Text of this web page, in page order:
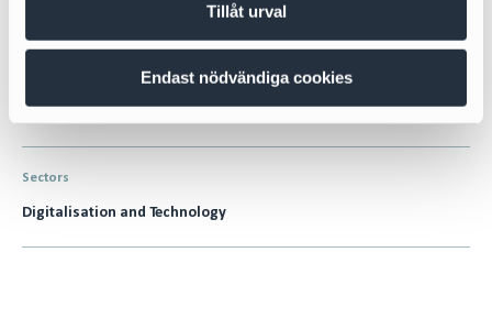
Tillåt urval
Endast nödvändiga cookies
Sectors
Digitalisation and Technology